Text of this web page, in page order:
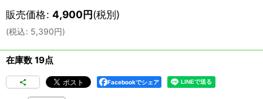
販売価格: 4,900円(税別)
(税込: 5,390円)
在庫数 19点
Facebookでシェア